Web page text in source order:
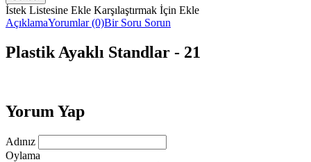
İstek Listesine Ekle Karşılaştırmak İçin Ekle
AçıklamaYorumlar (0)Bir Soru Sorun
Plastik Ayaklı Standlar - 21
Yorum Yap
Adınız
Oylama